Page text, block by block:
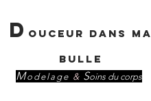
D OUCEUR DANS MA
BULLE
Modelage & Soins du corps